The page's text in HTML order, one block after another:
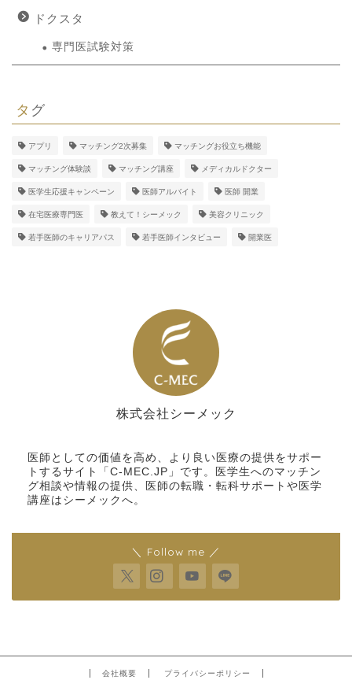
ドクスタ
専門医試験対策
タグ
アプリ マッチング2次募集 マッチングお役立ち機能
マッチング体験談 マッチング講座 メディカルドクター
医学生応援キャンペーン 医師アルバイト 医師 開業
在宅医療専門医 教えて！シーメック 美容クリニック
若手医師のキャリアパス 若手医師インタビュー 開業医
株式会社シーメック
医師としての価値を高め、より良い医療の提供をサポー
トするサイト「C-MEC.JP」です。医学生へのマッチン
グ相談や情報の提供、医師の転職・転科サポートや医学
講座はシーメックへ。
＼ Follow me ／
会社概要 プライバシーポリシー